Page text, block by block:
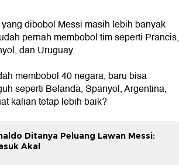
dibobol Messi masih lebih banyak
pernah membobol tim seperti Prancis,
dan Uruguay.
membobol 40 negara, baru bisa
seperti Belanda, Spanyol, Argentina,
kalian tetap lebih baik?
Ditanya Peluang Lawan Messi:
Akal